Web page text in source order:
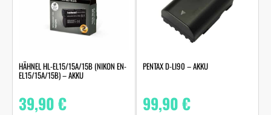
HÄHNEL HL-EL15/15A/15B (NIKON EN-
EL15/15A/15B) – AKKU
39,90€
PENTAX D-LI90 – AKKU
99,90€